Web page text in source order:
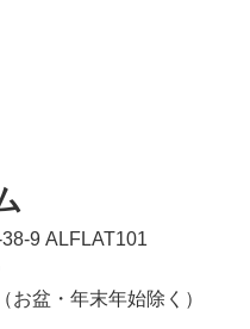
9 ALFLAT101
お盆・年末年始除く）